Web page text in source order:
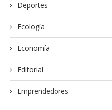
Deportes
Ecología
Economía
Editorial
Emprendedores